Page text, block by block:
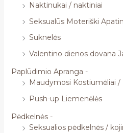
Naktinukai / naktiniai
Seksualūs Moteriški
Suknelės
Valentino dienos dovana
Paplūdimio Apranga -
Maudymosi Kostiumėliai
Push-up Liemenėlės
Pėdkelnės -
Seksualios pėdkelnės /